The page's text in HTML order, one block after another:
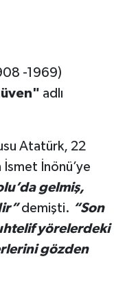
-1969)
adlı
Atatürk, 22
İnönü’ye
gelmiş,
demişti. “Son
yörelerdeki
gözden